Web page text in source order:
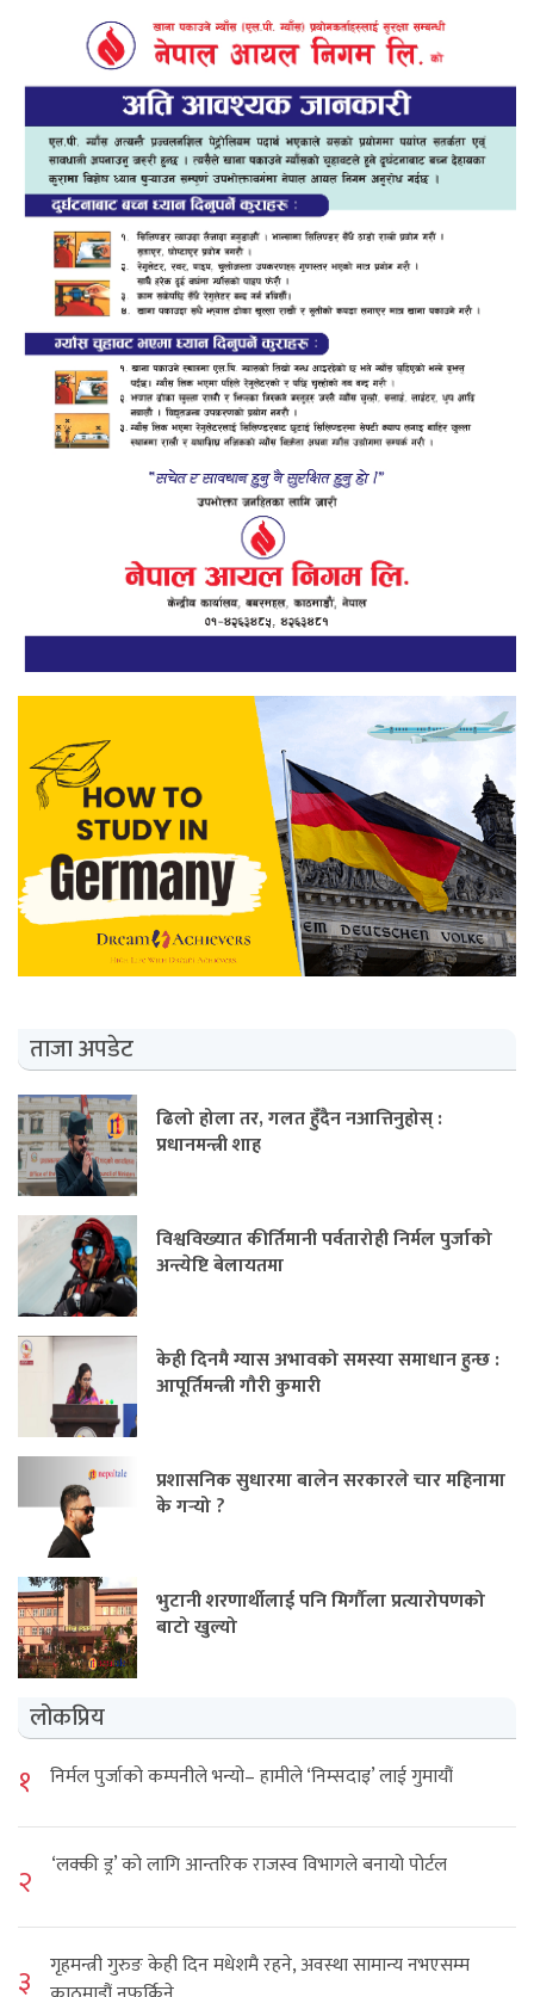
ताजा अपडेट
ढिलो होला तर, गलत हुँदैन नआत्तिनुहोस् :
प्रधानमन्त्री शाह
विश्वविख्यात कीर्तिमानी पर्वतारोही निर्मल पुर्जाको
अन्त्येष्टि बेलायतमा
केही दिनमै ग्यास अभावको समस्या समाधान हुन्छ :
आपूर्तिमन्त्री गौरी कुमारी
प्रशासनिक सुधारमा बालेन सरकारले चार महिनामा
के गर्‍यो ?
भुटानी शरणार्थीलाई पनि मिर्गौला प्रत्यारोपणको
बाटो खुल्यो
लोकप्रिय
१ निर्मल पुर्जाको कम्पनीले भन्यो– हामीले ‘निम्सदाइ’ लाई गुमायौं
२ ‘लक्की ड्र’ को लागि आन्तरिक राजस्व विभागले बनायो पोर्टल
३
गृहमन्त्री गुरुङ केही दिन मधेशमै रहने, अवस्था सामान्य नभएसम्म